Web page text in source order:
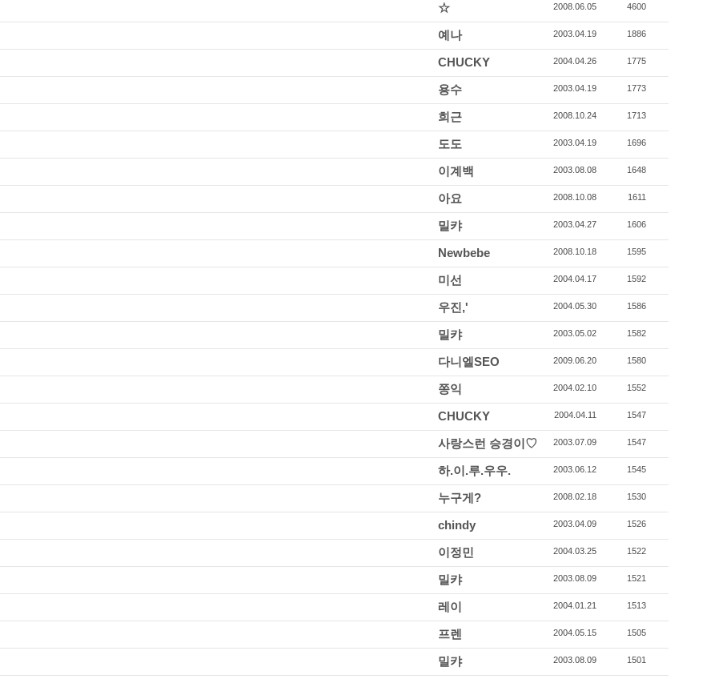
☆ 2008.06.05 4600
예나 2003.04.19 1886
CHUCKY 2004.04.26 1775
용수 2003.04.19 1773
희근 2008.10.24 1713
도도 2003.04.19 1696
이계백 2003.08.08 1648
아요 2008.10.08 1611
밀캬 2003.04.27 1606
Newbebe 2008.10.18 1595
미선 2004.04.17 1592
우진,' 2004.05.30 1586
밀캬 2003.05.02 1582
다니엘SEO 2009.06.20 1580
쫑익 2004.02.10 1552
CHUCKY 2004.04.11 1547
사랑스런 승경이♡ 2003.07.09 1547
하.이.루.우우. 2003.06.12 1545
누구게? 2008.02.18 1530
chindy 2003.04.09 1526
이정민 2004.03.25 1522
밀캬 2003.08.09 1521
레이 2004.01.21 1513
프렌 2004.05.15 1505
밀캬 2003.08.09 1501